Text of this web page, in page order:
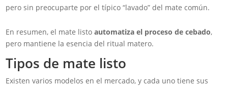
pero sin preocuparte por el típico “lavado” del mate común.
En resumen, el mate listoautomatiza el proceso de cebado,
pero mantiene la esencia del ritual matero.
Tipos de mate listo
Existen varios modelos en el mercado, y cada uno tiene sus